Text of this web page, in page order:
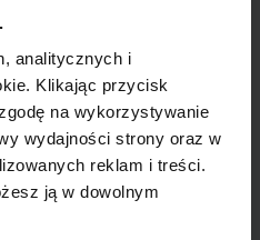
analitycznych i
Klikając przycisk
na wykorzystywanie
wydajności strony oraz w
reklam i treści.
ją w dowolnym
operuje regularnymi
kraju a oferta lotów
Maroko, Tunezja w
Włochy i Mali.
czarterowe, cargo i
portami lotniczymi są
Gaulle Airport, oba w